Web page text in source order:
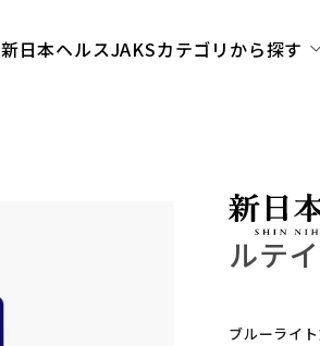
新日本ヘルスJAKSカテゴリから探す
ルテ
ブルーライ